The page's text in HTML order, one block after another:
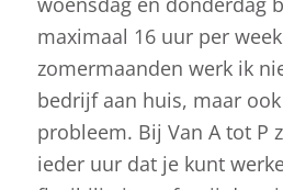
maximaal 16 uur per
zomermaanden werk ik
bedrijf aan huis, maar
probleem. Bij Van A tot P
ieder uur dat je kunt